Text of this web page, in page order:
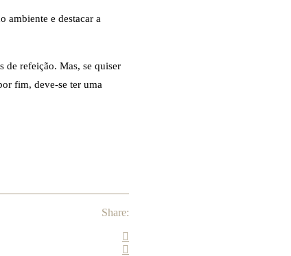
ambiente e destacar a
de refeição. Mas, se quiser
fim, deve-se ter uma
Share: